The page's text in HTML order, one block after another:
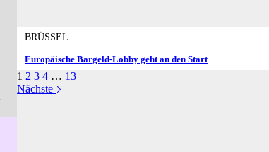
BRÜSSEL
Europäische Bargeld-Lobby geht an den Start
1 2 3 4 … 13
Nächste